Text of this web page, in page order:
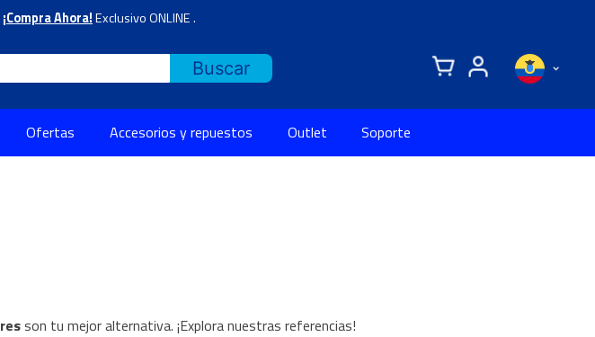
¡Compra Ahora!Exclusivo ONLINE .
Ofertas Accesorios y repuestos Outlet Soporte
son tu mejor alternativa. ¡Explora nuestras referencias!